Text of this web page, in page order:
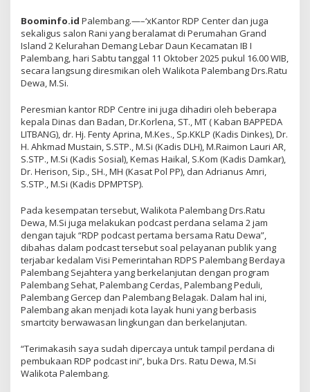
Boominfo.id Palembang.—–‘xKantor RDP Center dan juga
sekaligus salon Rani yang beralamat di Perumahan Grand
Island 2 Kelurahan Demang Lebar Daun Kecamatan IB I
Palembang, hari Sabtu tanggal 11 Oktober 2025 pukul 16.00 WIB,
secara langsung diresmikan oleh Walikota Palembang Drs.Ratu
Dewa, M.Si.
Peresmian kantor RDP Centre ini juga dihadiri oleh beberapa
kepala Dinas dan Badan, Dr.Korlena, ST., MT ( Kaban BAPPEDA
LITBANG), dr. Hj. Fenty Aprina, M.Kes., Sp.KKLP (Kadis Dinkes), Dr.
H. Ahkmad Mustain, S.STP., M.Si (Kadis DLH), M.Raimon Lauri AR,
S.STP., M.Si (Kadis Sosial), Kemas Haikal, S.Kom (Kadis Damkar),
Dr. Herison, Sip., SH., MH (Kasat Pol PP), dan Adrianus Amri,
S.STP., M.Si (Kadis DPMPTSP).
Pada kesempatan tersebut, Walikota Palembang Drs.Ratu
Dewa, M.Si juga melakukan podcast perdana selama 2 jam
dengan tajuk “RDP podcast pertama bersama Ratu Dewa”,
dibahas dalam podcast tersebut soal pelayanan publik yang
terjabar kedalam Visi Pemerintahan RDPS Palembang Berdaya
Palembang Sejahtera yang berkelanjutan dengan program
Palembang Sehat, Palembang Cerdas, Palembang Peduli,
Palembang Gercep dan Palembang Belagak. Dalam hal ini,
Palembang akan menjadi kota layak huni yang berbasis
smartcity berwawasan lingkungan dan berkelanjutan.
“Terimakasih saya sudah dipercaya untuk tampil perdana di
pembukaan RDP podcast ini”, buka Drs. Ratu Dewa, M.Si
Walikota Palembang.